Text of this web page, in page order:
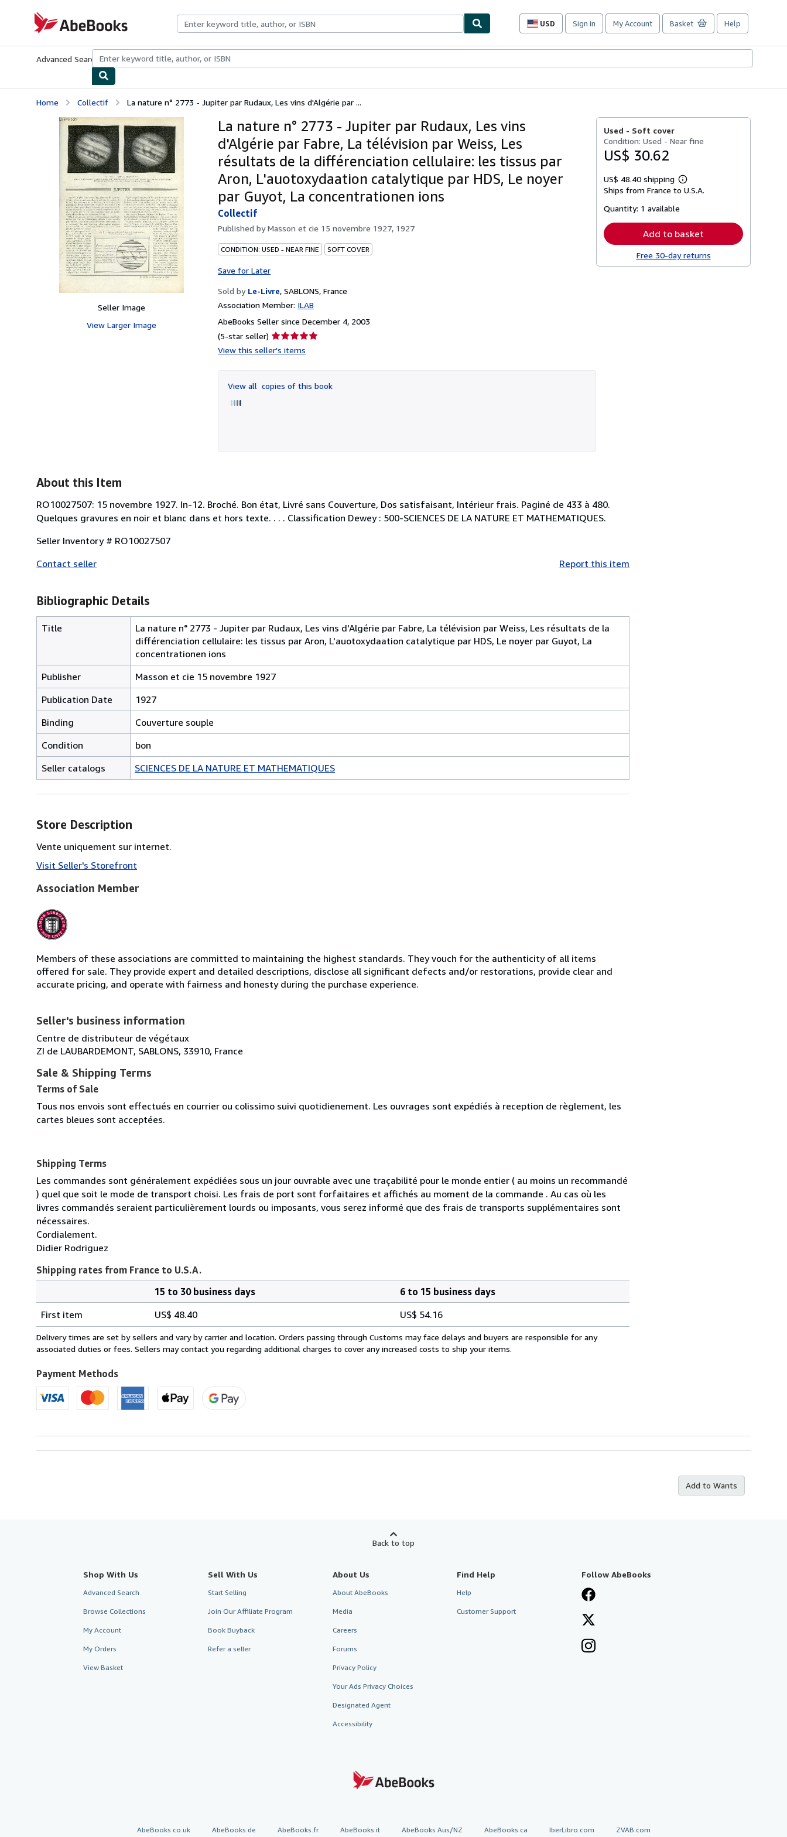
AbeBooks.com
USD
Site
preferences
Sign in My Account Basket Help
Advanced Search Browse CollectionsRare BooksArt & Collectibles
Home Collectif La nature n° 2773 - Jupiter par Rudaux, Les vins d'Algérie par ...
Seller Image
View Larger Image
La nature n° 2773 - Jupiter par Rudaux, Les vins
d'Algérie par Fabre, La télévision par Weiss, Les
résultats de la différenciation cellulaire: les tissus par
Aron, L'auotoxydaation catalytique par HDS, Le noyer
par Guyot, La concentrationen ions
Collectif
Published byMasson et cie 15 novembre 1927, 1927
CONDITION: USED - NEAR FINE SOFT COVER
Save for Later
Sold by Le-Livre, SABLONS, France
Association Member: ILAB
AbeBooks Seller since December 4, 2003
(5-star seller) Seller
rating
of
5
View this seller's items
View all copies of this book
Used - Soft cover
Condition: Used - Near fine
US$ 30.62
US$ 48.40 shipping
Learn
more
Ships from France to U.S.A.
Quantity: 1 available
Add to basket
Free 30-day returns
About this Item
RO10027507: 15 novembre 1927. In-12. Broché. Bon état, Livré sans Couverture, Dos satisfaisant, Intérieur frais. Paginé de 433 à 480.
Quelques gravures en noir et blanc dans et hors texte. . . . Classification Dewey : 500-SCIENCES DE LA NATURE ET MATHEMATIQUES.
Seller Inventory # RO10027507
Contact seller
Report this item
Bibliographic Details
Title
La nature n° 2773 - Jupiter par Rudaux, Les vins d'Algérie par Fabre, La télévision par Weiss, Les résultats de la
différenciation cellulaire: les tissus par Aron, L'auotoxydaation catalytique par HDS, Le noyer par Guyot, La
concentrationen ions
Publisher
Masson et cie 15 novembre 1927
Publication Date
1927
Binding
Couverture souple
Condition
bon
Seller catalogs
SCIENCES DE LA NATURE ET MATHEMATIQUES
Store Description
Vente uniquement sur internet.
Visit Seller's Storefront
Association Member
Members of these associations are committed to maintaining the highest standards. They vouch for the authenticity of all items
offered for sale. They provide expert and detailed descriptions, disclose all significant defects and/or restorations, provide clear and
accurate pricing, and operate with fairness and honesty during the purchase experience.
Seller's business information
Centre de distributeur de végétaux
ZI de LAUBARDEMONT, SABLONS, 33910, France
Sale & Shipping Terms
Terms of Sale
Tous nos envois sont effectués en courrier ou colissimo suivi quotidienement. Les ouvrages sont expédiés à reception de règlement, les
cartes bleues sont acceptées.
Shipping Terms
Les commandes sont généralement expédiées sous un jour ouvrable avec une traçabilité pour le monde entier ( au moins un recommandé
) quel que soit le mode de transport choisi. Les frais de port sont forfaitaires et affichés au moment de la commande . Au cas où les
livres commandés seraient particulièrement lourds ou imposants, vous serez informé que des frais de transports supplémentaires sont
nécessaires.
Cordialement.
Didier Rodriguez
Shipping rates from France to U.S.A.
rates
from
France
U.S.A.
15 to 30 business days
6 to 15 business days
First item
US$ 48.40 US$ 54.16
Delivery times are set by sellers and vary by carrier and location. Orders passing through Customs may face delays and buyers are responsible for any
associated duties or fees. Sellers may contact you regarding additional charges to cover any increased costs to ship your items.
Payment Methods
Add to Wants
Back to top
Shop With Us
Advanced Search
Browse Collections
My Account
My Orders
View Basket
Sell With Us
Start Selling
Join Our Affiliate Program
Book Buyback
Refer a seller
About Us
About AbeBooks
Media
Careers
Forums
Privacy Policy
Your Ads Privacy Choices
Designated Agent
Accessibility
Find Help
Help
Customer Support
Follow AbeBooks
AbeBooks.co.uk AbeBooks.de AbeBooks.fr AbeBooks.it AbeBooks Aus/NZ AbeBooks.ca IberLibro.com ZVAB.com